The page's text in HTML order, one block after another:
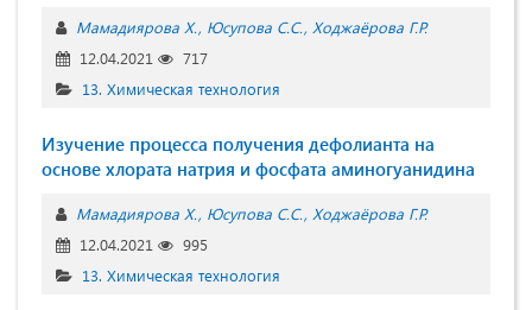
Мамадиярова Х. Юсупова С.С. Ходжаёрова Г.Р.
12.04.2021
717
13. Химическая технология
Изучение процесса получения дефолианта на
основе хлората натрия и фосфата аминогуанидина
Мамадиярова Х. Юсупова С.С. Ходжаёрова Г.Р.
12.04.2021
995
13. Химическая технология